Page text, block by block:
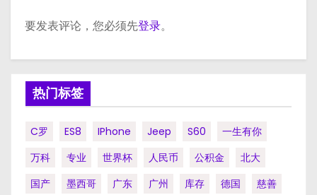
要发表评论，您必须先登录。
热门标签
C罗 ES8 IPhone Jeep S60
一生有你
万科
专业 世界杯 人民币 公积金
北大
国产
墨西哥 广东 广州 库存 德国
慈善